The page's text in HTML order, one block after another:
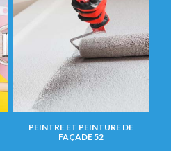
PEINTRE ET PEINTURE DE
FAÇADE 52